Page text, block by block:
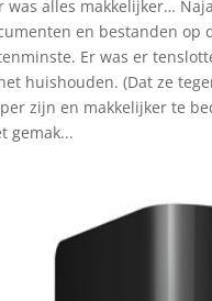
was alles makkelijker…
en bestanden op
Er was er
huishouden. (Dat ze
zijn en makkelijker te
gemak...